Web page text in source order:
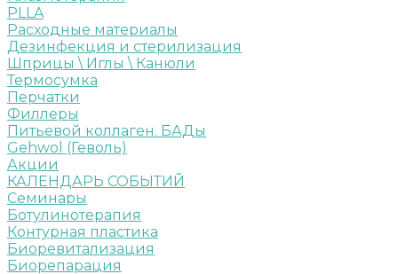
PLLA
Расходные материалы
Дезинфекция и стерилизация
Шприцы \ Иглы \ Канюли
Термосумка
Перчатки
Филлеры
Питьевой коллаген. БАДы
Gehwol (Геволь)
Акции
КАЛЕНДАРЬ СОБЫТИЙ
Семинары
Ботулинотерапия
Контурная пластика
Биоревитализация
Биорепарация